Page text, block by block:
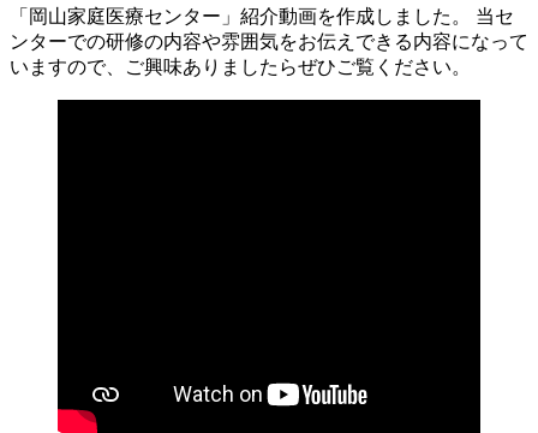
「岡山家庭医療センター」紹介動画を作成しました。 当セ
ンターでの研修の内容や雰囲気をお伝えできる内容になって
いますので、ご興味ありましたらぜひご覧ください。